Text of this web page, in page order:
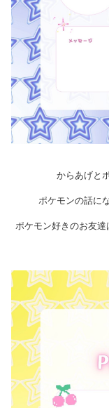
からあげと
ポケモンの話に
ポケモン好きのお友